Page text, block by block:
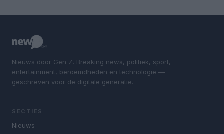
Nieuws door Gen Z. Breaking news, politiek, sport,
entertainment, beroemdheden en technologie —
geschreven voor de digitale generatie.
SECTIES
Nieuws